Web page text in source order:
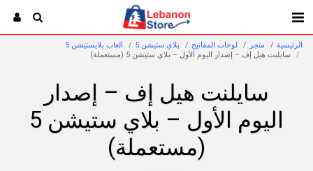
الرئيسية متجر لوحات المفاتيح بلاي ستيشن 5
العاب بلايستيشن 5
سايلنت هيل إف – إصدار اليوم الأول – بلاي ستيشن 5 (مستعملة)
سايلنت هيل إف – إصدار
اليوم الأول – بلاي ستيشن 5
(مستعملة)